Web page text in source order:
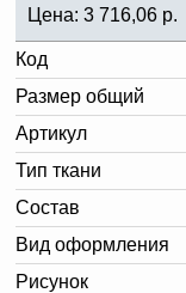
Цена: 3 716,06 р.
Код
Размер общий
Артикул
Тип ткани
Состав
Вид оформления
Рисунок